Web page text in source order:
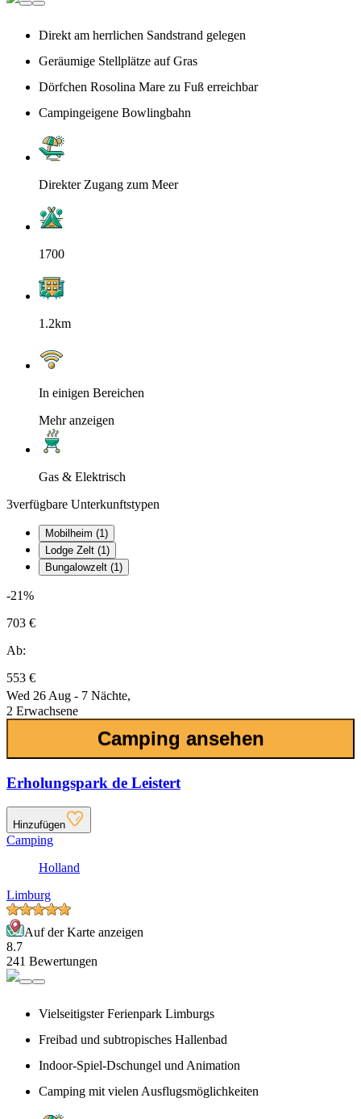
Direkt am herrlichen Sandstrand gelegen
Geräumige Stellplätze auf Gras
Dörfchen Rosolina Mare zu Fuß erreichbar
Campingeigene Bowlingbahn
Direkter Zugang zum Meer
1700
1.2km
In einigen Bereichen
Mehr anzeigen
Gas & Elektrisch
3verfügbare Unterkunftstypen
Mobilheim (1)
Lodge Zelt (1)
Bungalowzelt (1)
-21%
703 €
Ab:
553 €
Wed 26 Aug - 7 Nächte,
2 Erwachsene
Camping ansehen
Erholungspark de Leistert
Hinzufügen
Camping
Holland
Limburg
Auf der Karte anzeigen
8.7
241 Bewertungen
Vielseitigster Ferienpark Limburgs
Freibad und subtropisches Hallenbad
Indoor-Spiel-Dschungel und Animation
Camping mit vielen Ausflugsmöglichkeiten